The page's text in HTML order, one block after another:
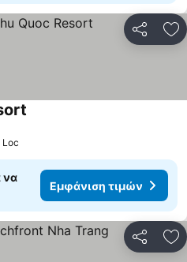
Loc
να
Εμφάνιση τιμών